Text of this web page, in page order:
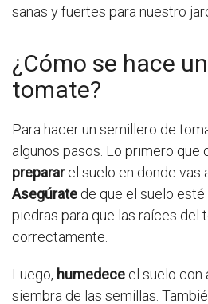
sanas y fuertes para nuestro
¿Cómo se hace
tomate?
Para hacer un semillero de
algunos pasos. Lo primero que
prepararel suelo en donde vas
Asegúrate de que el suelo
piedras para que las raíces del
correctamente.
Luego, humedece el suelo con
siembra de las semillas.